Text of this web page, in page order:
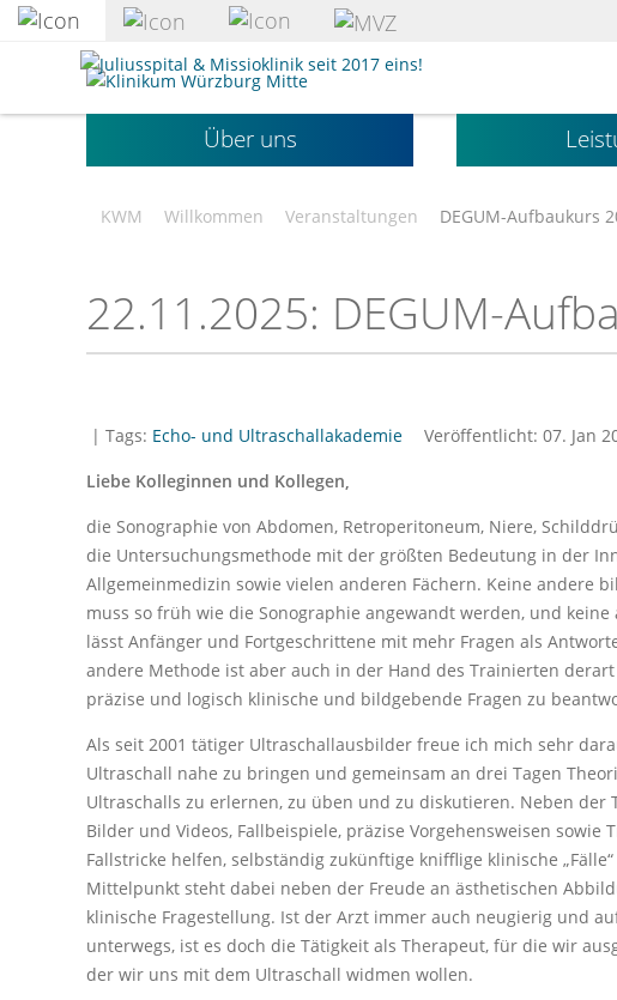
zum
Klinikum
Würzburg
Mitte
gGmbHÜber uns
KWM Willkommen Veranstaltungen DEGUM-Aufbaukurs
22.11.2025: DEGUM-
Veröffentlicht: 07. Jan
| Tags: Echo- und Ultraschallakademie
Liebe Kolleginnen und Kollegen,
die Sonographie von Abdomen, Retroperitoneum, Niere,
die Untersuchungsmethode mit der größten Bedeutung in der
Allgemeinmedizin sowie vielen anderen Fächern. Keine andere
muss so früh wie die Sonographie angewandt werden, und keine
lässt Anfänger und Fortgeschrittene mit mehr Fragen als
andere Methode ist aber auch in der Hand des Trainierten
präzise und logisch klinische und bildgebende Fragen zu
Als seit 2001 tätiger Ultraschallausbilder freue ich mich sehr
Ultraschall nahe zu bringen und gemeinsam an drei Tagen
Ultraschalls zu erlernen, zu üben und zu diskutieren. Neben der
Bilder und Videos, Fallbeispiele, präzise Vorgehensweisen sowie
Fallstricke helfen, selbständig zukünftige knifflige klinische
Mittelpunkt steht dabei neben der Freude an ästhetischen
klinische Fragestellung. Ist der Arzt immer auch neugierig und
unterwegs, ist es doch die Tätigkeit als Therapeut, für die wir
der wir uns mit dem Ultraschall widmen wollen.